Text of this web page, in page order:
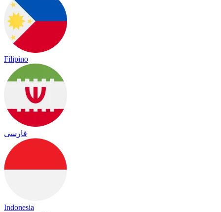
Filipino
فارسی
Indonesia